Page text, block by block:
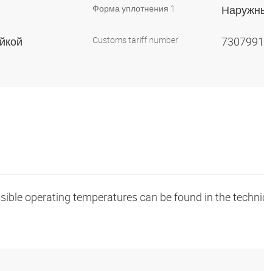
Форма уплотнения 1
Customs tariff number
operating temperatures can be found in the